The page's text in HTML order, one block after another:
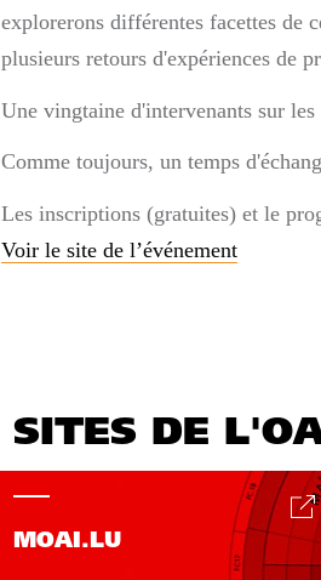
explorerons différentes facettes de
plusieurs retours d'expériences de
Une vingtaine d'intervenants sur
Comme toujours, un temps
Les inscriptions (gratuites) et le
Voir le site de l’événement
SITES DE
MOAI.LU